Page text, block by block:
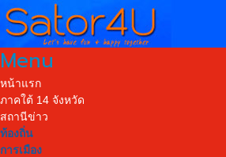
Menu
หน้าแรก
ภาคใต้ 14 จังหวัด
สถานีข่าว
ท้องถิ่น
การเมือง